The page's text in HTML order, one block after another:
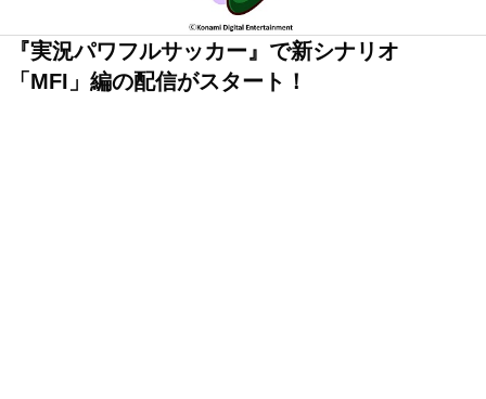
『実況パワフルサッカー』で新シナリオ
「MFI」編の配信がスタート！